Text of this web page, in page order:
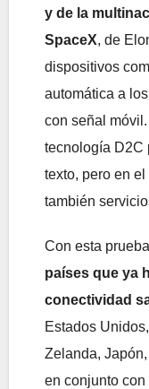
y de la
SpaceX, de
dispositivos
automática a
con señal
tecnología D2C
texto, pero en
también
Con esta
países que ya
conectividad
Estados
Zelanda,
en conjunto